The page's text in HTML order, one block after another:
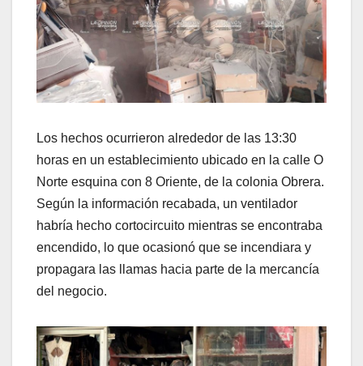
Los hechos ocurrieron alrededor de las 13:30
horas en un establecimiento ubicado en la calle O
Norte esquina con 8 Oriente, de la colonia Obrera.
Según la información recabada, un ventilador
habría hecho cortocircuito mientras se encontraba
encendido, lo que ocasionó que se incendiara y
propagara las llamas hacia parte de la mercancía
del negocio.